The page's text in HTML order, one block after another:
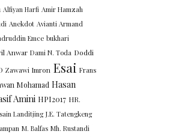
Alfiyan Harfi Amir Hamzah
Anekdot Avianti Armand
Emce bukhari
Anwar Dami N. Toda Doddi
Zawawi Imron Esai Frans
Mohamad Hasan
Amini HPI2017 HR.
Landitjing J.E. Tatengkeng
M. Balfas Mh. Rustandi